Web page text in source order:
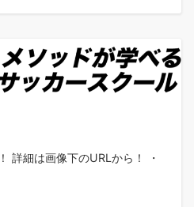
詳細は画像下のURLから！ ・